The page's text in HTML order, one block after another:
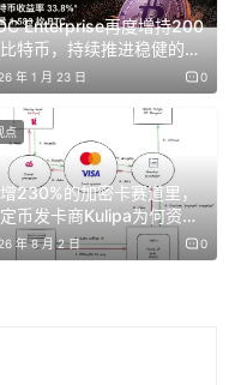
Base Fee 会被直接销
小费。而 Gas Limit 一
增强，交易拥堵减少，
金额自然也会下降。因
高反而让验证者的收入
加。
选择支持 6000 万 Gas
从 3600 万提升至
Enterprise再度增持200
特币，持续推进稳健的资
备布局
年 1 月 23 日 0
230%的加密卡赛道里，
币发卡商Kulipa为何资不
关门？
年 8 月 2 日 0
点